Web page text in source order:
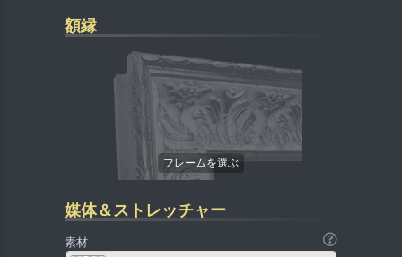
額縁
媒体＆ストレッチャー
素材